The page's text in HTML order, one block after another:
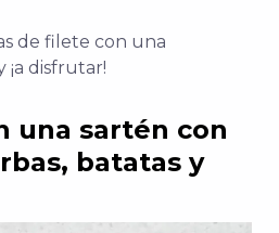
de filete con una
¡a disfrutar!
una sartén con
batatas y